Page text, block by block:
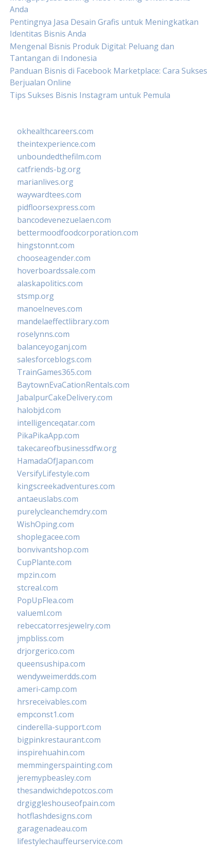
Anda
Pentingnya Jasa Desain Grafis untuk Meningkatkan
Identitas Bisnis Anda
Mengenal Bisnis Produk Digital: Peluang dan
Tantangan di Indonesia
Panduan Bisnis di Facebook Marketplace: Cara Sukses
Berjualan Online
Tips Sukses Bisnis Instagram untuk Pemula
okhealthcareers.com
theintexperience.com
unboundedthefilm.com
catfriends-bg.org
marianlives.org
waywardtees.com
pidfloorsexpress.com
bancodevenezuelaen.com
bettermoodfoodcorporation.com
hingstonnt.com
chooseagender.com
hoverboardssale.com
alaskapolitics.com
stsmp.org
manoelneves.com
mandelaeffectlibrary.com
roselynns.com
balanceyoganj.com
salesforceblogs.com
TrainGames365.com
BaytownEvaCationRentals.com
JabalpurCakeDelivery.com
halobjd.com
intelligenceqatar.com
PikaPikaApp.com
takecareofbusinessdfw.org
HamadaOfJapan.com
VersifyLifestyle.com
kingscreekadventures.com
antaeuslabs.com
purelycleanchemdry.com
WishOping.com
shoplegacee.com
bonvivantshop.com
CupPlante.com
mpzin.com
stcreal.com
PopUpFlea.com
valueml.com
rebeccatorresjewelry.com
jmpbliss.com
drjorgerico.com
queensushipa.com
wendyweimerdds.com
ameri-camp.com
hrsreceivables.com
empconst1.com
cinderella-support.com
bigpinkrestaurant.com
inspirehuahin.com
memmingerspainting.com
jeremypbeasley.com
thesandwichdepotcos.com
drgiggleshouseofpain.com
hotflashdesigns.com
garagenadeau.com
lifestylechauffeurservice.com